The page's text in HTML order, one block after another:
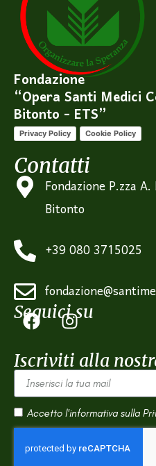
Fondazione
“Opera Santi Medici
Bitonto - ETS”
Privacy Policy Cookie Policy
Contatti
Fondazione P.zza
Bitonto
+39 080 3715025
Seguici su
Iscriviti alla
Accetto l'informativa sulla